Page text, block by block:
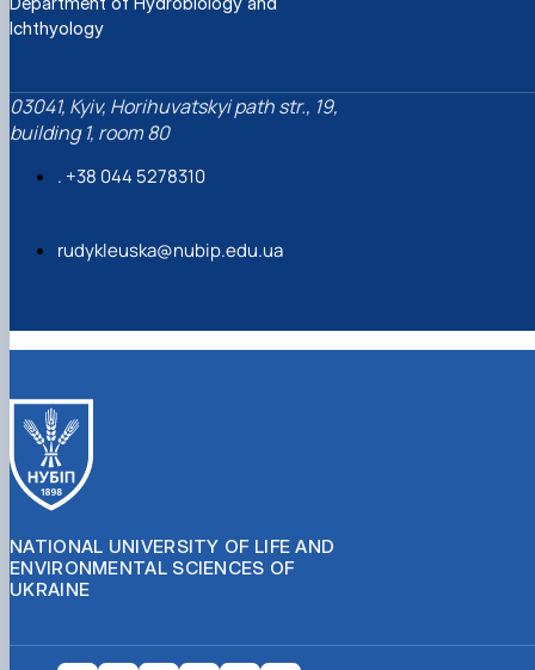
Ichthyology
03041, Kyiv, Horihuvatskyi path str., 19,
building 1, room 80
. +38 044 5278310
rudykleuska@nubip.edu.ua
NATIONAL UNIVERSITY OF LIFE AND
ENVIRONMENTAL SCIENCES OF
UKRAINE